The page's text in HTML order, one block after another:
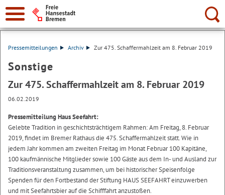
Suche:
Pressemitteilungen Archiv Zur 475. Schaffermahlzeit am 8. Februar 2019
Sonstige
Zur 475. Schaffermahlzeit am 8. Februar 2019
06.02.2019
Pressemitteilung Haus Seefahrt:
Gelebte Tradition in geschichtsträchtigem Rahmen: Am Freitag, 8. Februar
2019, findet im Bremer Rathaus die 475. Schaffermahlzeit statt. Wie in
jedem Jahr kommen am zweiten Freitag im Monat Februar 100 Kapitäne,
100 kaufmännische Mitglieder sowie 100 Gäste aus dem In- und Ausland zur
Traditionsveranstaltung zusammen, um bei historischer Speisenfolge
Spenden für den Fortbestand der Stiftung HAUS SEEFAHRT einzuwerben
und mit Seefahrtsbier auf die Schifffahrt anzustoßen.